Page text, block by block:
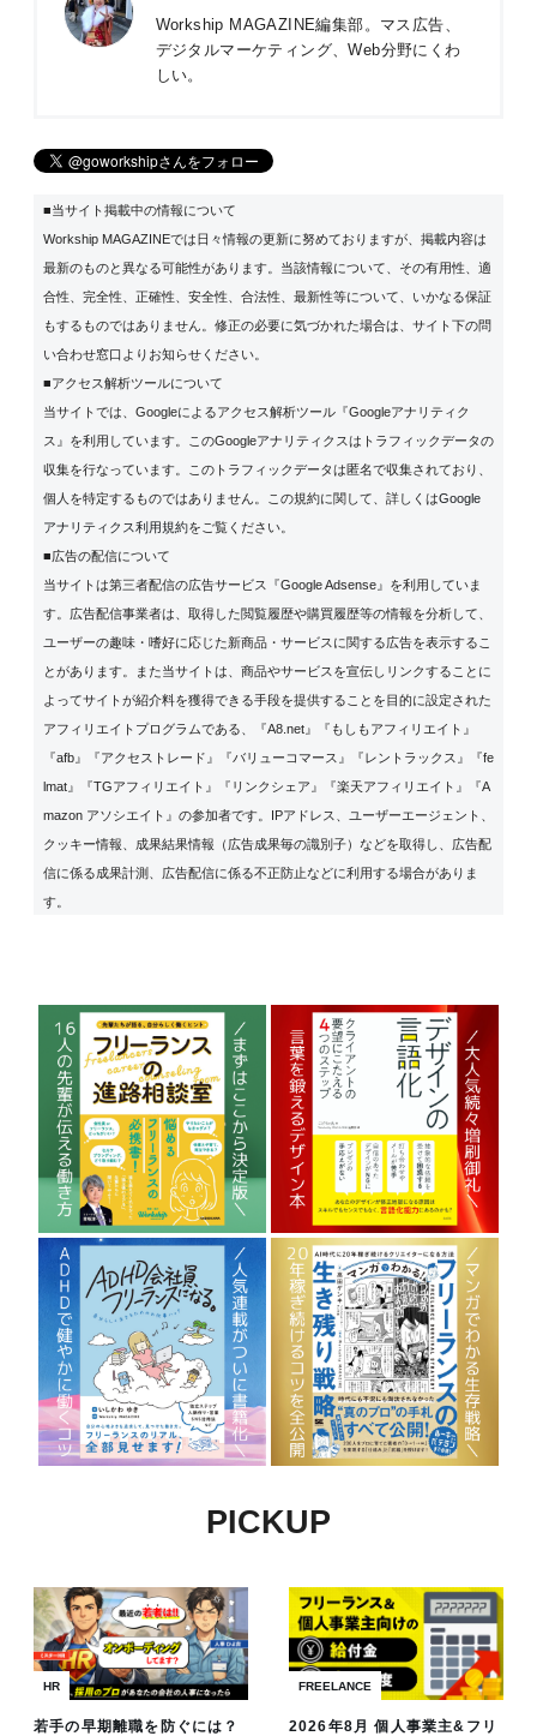
Workship MAGAZINE編集部。マス広告、
デジタルマーケティング、Web分野にくわ
しい。
■当サイト掲載中の情報について
Workship MAGAZINEでは日々情報の更新に努めておりますが、掲載内容は
最新のものと異なる可能性があります。当該情報について、その有用性、適
合性、完全性、正確性、安全性、合法性、最新性等について、いかなる保証
もするものではありません。修正の必要に気づかれた場合は、サイト下の問
い合わせ窓口よりお知らせください。
■アクセス解析ツールについて
当サイトでは、Googleによるアクセス解析ツール『Googleアナリティク
ス』を利用しています。このGoogleアナリティクスはトラフィックデータの
収集を行なっています。このトラフィックデータは匿名で収集されており、
個人を特定するものではありません。この規約に関して、詳しくはGoogle
アナリティクス利用規約をご覧ください。
■広告の配信について
当サイトは第三者配信の広告サービス『Google Adsense』を利用していま
す。広告配信事業者は、取得した閲覧履歴や購買履歴等の情報を分析して、
ユーザーの趣味・嗜好に応じた新商品・サービスに関する広告を表示するこ
とがあります。また当サイトは、商品やサービスを宣伝しリンクすることに
よってサイトが紹介料を獲得できる手段を提供することを目的に設定された
アフィリエイトプログラムである、『A8.net』『もしもアフィリエイト』
『afb』『アクセストレード』『バリューコマース』『レントラックス』『fe
lmat』『TGアフィリエイト』『リンクシェア』『楽天アフィリエイト』『A
mazon アソシエイト』の参加者です。IPアドレス、ユーザーエージェント、
クッキー情報、成果結果情報（広告成果毎の識別子）などを取得し、広告配
信に係る成果計測、広告配信に係る不正防止などに利用する場合がありま
す。
PICKUP
HR
若手の早期離職を防ぐには？
FREELANCE
2026年8月 個人事業主&フリ